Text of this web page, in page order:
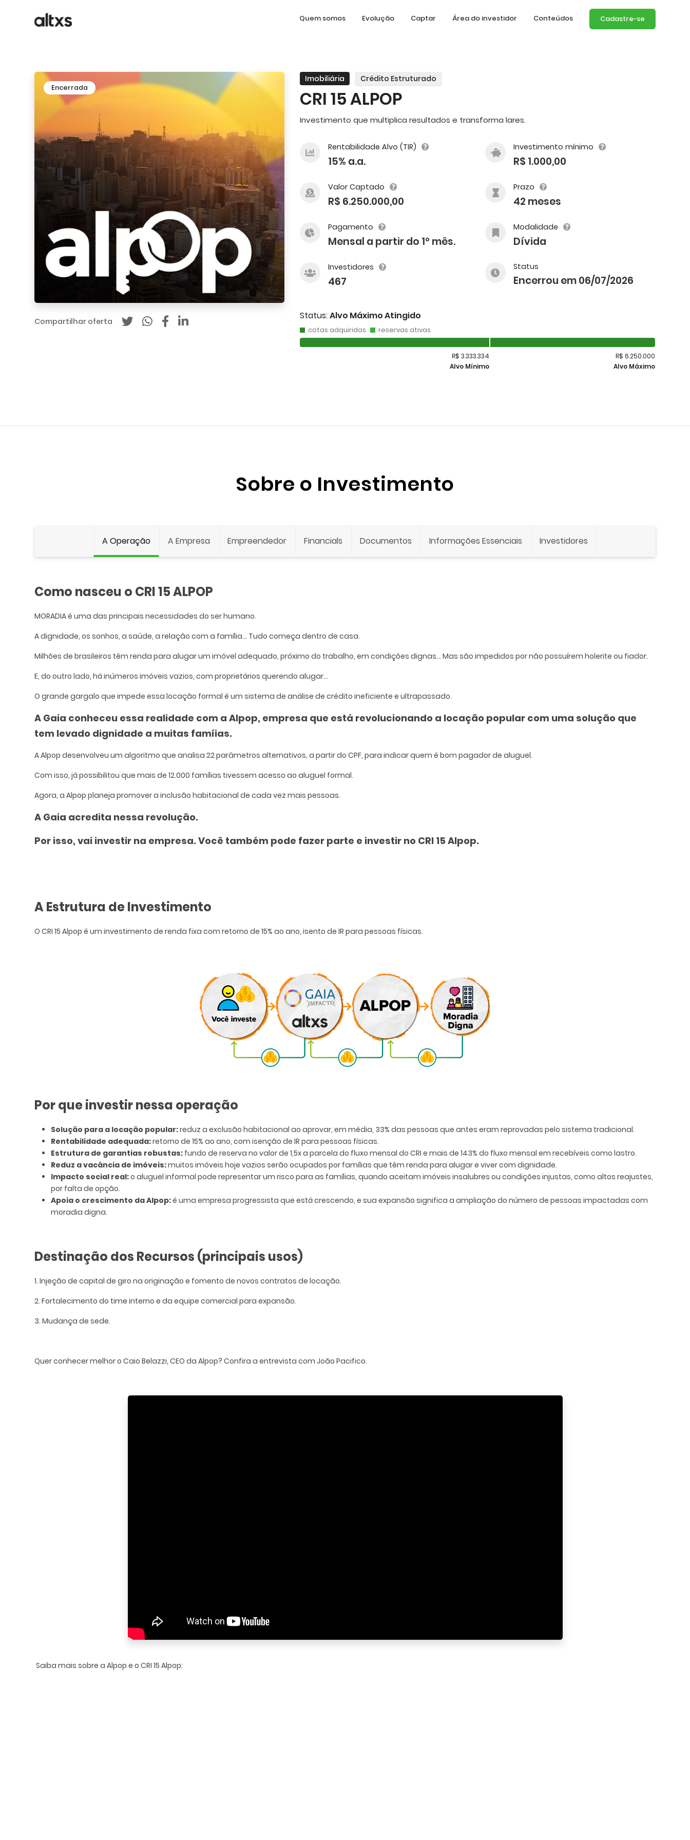
Quem somos Evolução Captar Área do investidor Conteúdos Cadastre-se
Encerrada
Compartilhar oferta
Imobiliária Crédito Estruturado
CRI 15 ALPOP
Investimento que multiplica resultados e transforma lares.
Rentabilidade Alvo (TIR)
15% a.a.
Investimento mínimo
R$ 1.000,00
Valor Captado
R$ 6.250.000,00
Prazo
42 meses
Pagamento
Mensal a partir do 1º mês.
Modalidade
Dívida
Investidores
467
Status
Encerrou em 06/07/2026
Status:Alvo Máximo Atingido
cotas adquiridas reservas ativas
R$ 3.333.334
Alvo Mínimo
R$ 6.250.000
Alvo Máximo
Sobre o Investimento
A Operação A Empresa Empreendedor Financials Documentos Informações Essenciais Investidores
Como nasceu o CRI 15 ALPOP
MORADIA é uma das principais necessidades do ser humano.
A dignidade, os sonhos, a saúde, a relação com a família… Tudo começa dentro de casa.
Milhões de brasileiros têm renda para alugar um imóvel adequado, próximo do trabalho, em condições dignas… Mas são impedidos por não possuírem holerite ou fiador.
E, do outro lado, há inúmeros imóveis vazios, com proprietários querendo alugar…
O grande gargalo que impede essa locação formal é um sistema de análise de crédito ineficiente e ultrapassado.
A Gaia conheceu essa realidade com a Alpop, empresa que está revolucionando a locação popular com uma solução que
tem levado dignidade a muitas famíias.
A Alpop desenvolveu um algoritmo que analisa 22 parâmetros alternativos, a partir do CPF, para indicar quem é bom pagador de aluguel.
Com isso, já possibilitou que mais de 12.000 famílias tivessem acesso ao aluguel formal.
Agora, a Alpop planeja promover a inclusão habitacional de cada vez mais pessoas.
A Gaia acredita nessa revolução.
Por isso, vai investir na empresa. Você também pode fazer parte e investir no CRI 15 Alpop.
A Estrutura de Investimento
O CRI 15 Alpop é um investimento de renda fixa com retorno de 15% ao ano, isento de IR para pessoas físicas.
Por que investir nessa operação
Solução para a locação popular:reduz a exclusão habitacional ao aprovar, em média, 33% das pessoas que antes eram reprovadas pelo sistema tradicional.
Rentabilidade adequada:retorno de 15% ao ano, com isenção de IR para pessoas físicas.
Estrutura de garantias robustas: fundo de reserva no valor de 1,5x a parcela do fluxo mensal do CRI e mais de 143% do fluxo mensal em recebíveis como lastro.
Reduz a vacância de imóveis:muitos imóveis hoje vazios serão ocupados por famílias que têm renda para alugar e viver com dignidade.
Impacto social real:o aluguel informal pode representar um risco para as famílias, quando aceitam imóveis insalubres ou condições injustas, como altos reajustes,
por falta de opção.
Apoia o crescimento da Alpop:é uma empresa progressista que está crescendo, e sua expansão significa a ampliação do número de pessoas impactadas com
moradia digna.
Destinação dos Recursos (principais usos)
1. Injeção de capital de giro na originação e fomento de novos contratos de locação.
2. Fortalecimento do time interno e da equipe comercial para expansão.
3. Mudança de sede.
Quer conhecer melhor o Caio Belazzi, CEO da Alpop? Confira a entrevista com João Pacifico.
Saiba mais sobre a Alpop e o CRI 15 Alpop: